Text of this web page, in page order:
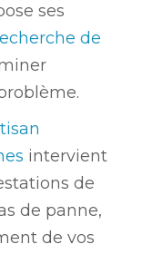
ses
de
intervient
de
de panne,
de vos